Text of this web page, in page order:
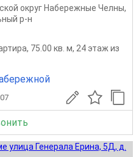
округ Набережные Челны,
р-н
75.00 кв. м, 24 этаж из